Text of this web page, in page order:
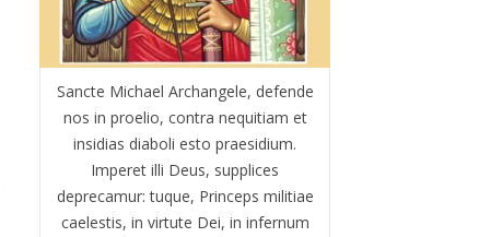
Sancte Michael Archangele, defende
nos in proelio, contra nequitiam et
insidias diaboli esto praesidium.
Imperet illi Deus, supplices
deprecamur: tuque, Princeps militiae
caelestis, in virtute Dei, in infernum